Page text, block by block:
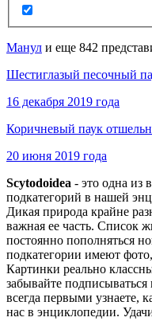
Манул и еще 842
Шестиглазый песочный
16 декабря 2019 года
Коричневый паук
20 июня 2019 года
Scytodoidea - это одна из
подкатегорий в нашей
Дикая природа крайне
важная ее часть. Список
постоянно пополняться
подкатегории имеют
Картинки реально
забывайте
всегда первыми узнаете,
нас в энциклопедии.